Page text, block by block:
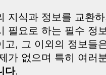
지식과 정보를 교환
필요로 하는 필수 정
고, 그 이외의 정보들
가 없으며 특히 여러
다.